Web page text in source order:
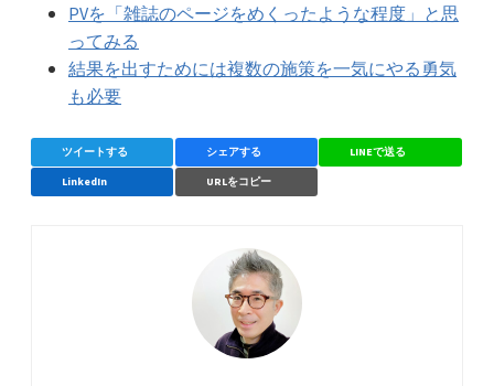
PVを「雑誌のページをめくったような程度」と思
ってみる
結果を出すためには複数の施策を一気にやる勇気
も必要
ツイートする シェアする LINEで送る
LinkedIn URLをコピー